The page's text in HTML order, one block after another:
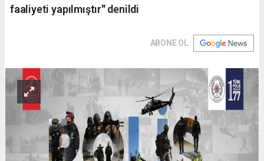
faaliyeti yapılmıştır'' denildi
ABONE OL